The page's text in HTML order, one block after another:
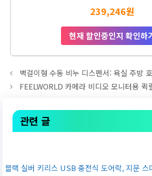
239,246원
현재 할인중인지 확인하
벽걸이형 수동 비누 디스펜서: 욕실 주방
FEELWORLD 카메라 비디오 모니터용 퀵
관련 글
블랙 실버 키리스 USB 충전식 도어락, 지문 스